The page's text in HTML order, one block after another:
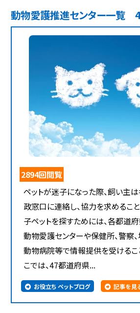
動物愛護推進センター一覧
2894回閲覧
ペットが迷子になった際、飼い主
政窓口に連絡し、協力を求めるこ
子ペットを探すためには、各都道
動物愛護センターや保健所、警察
動物病院等で情報提供を受けるこ
こでは、47都道府県...
お役立ち ペットブログ 記事を見